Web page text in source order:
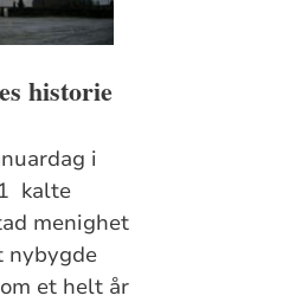
historie
i
kalte
menighet
nybygde
et helt år